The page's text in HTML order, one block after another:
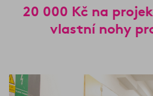
20 000 Kč na
vlastní nohy